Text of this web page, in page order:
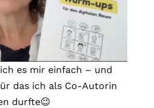
es mir einfach – und
das ich als Co-Autorin
durfte😉